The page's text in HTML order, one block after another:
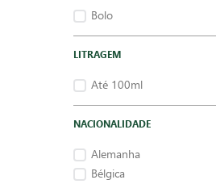
Bolo
LITRAGEM
Até 100ml
NACIONALIDADE
Alemanha
Bélgica